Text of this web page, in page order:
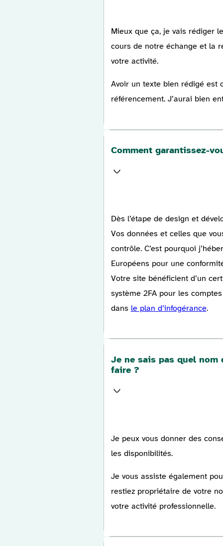
Mieux que ça, je vais rédiger
cours de notre échange et la
votre activité.
Avoir un texte bien rédigé est
référencement. J’aurai bien
Comment garantissez-
Dès l’étape de design et
Vos données et celles que
contrôle. C’est pourquoi
Européens pour une
Votre site bénéficient d’un
système 2FA pour les
dans le plan d’infogérance.
Je ne sais pas quel nom
faire ?
Je peux vous donner des
les disponibilités.
Je vous assiste également
restiez propriétaire de votre
votre activité professionnelle.